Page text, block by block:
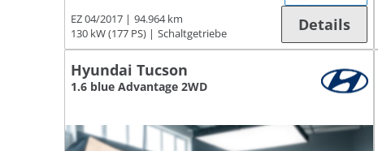
EZ 04/2017
94.964 km
130 kW (177 PS)
Schaltgetriebe Details
Hyundai Tucson
1.6 blue Advantage 2WD